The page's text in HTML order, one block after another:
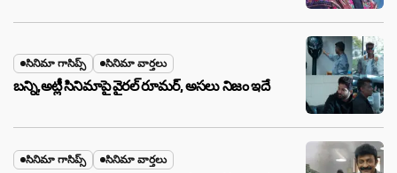
సినిమా గాసిప్స్ సినిమా వార్తలు
బన్ని,అట్లీ సినిమాపై వైరల్ రూమర్, అసలు నిజం ఇదే
సినిమా గాసిప్స్ సినిమా వార్తలు